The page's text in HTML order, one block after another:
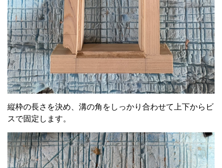
縦枠の長さを決め、溝の角をしっかり合わせて上下からビ
スで固定します。